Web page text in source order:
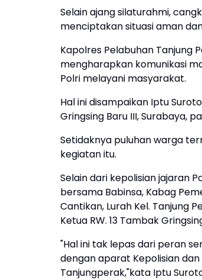
Selain ajang silaturahmi,
menciptakan situasi aman
Kapolres Pelabuhan Tanjung
mengharapkan komunikasi
Polri melayani masyarakat.
Hal ini disampaikan Iptu
Gringsing Baru III, Surabaya,
Setidaknya puluhan warga
kegiatan itu.
Selain dari kepolisian jajaran
bersama Babinsa, Kabag
Cantikan, Lurah Kel. Tanjung
Ketua RW. 13 Tambak
"Hal ini tak lepas dari peran
dengan aparat Kepolisian
Tanjungperak,"kata Iptu